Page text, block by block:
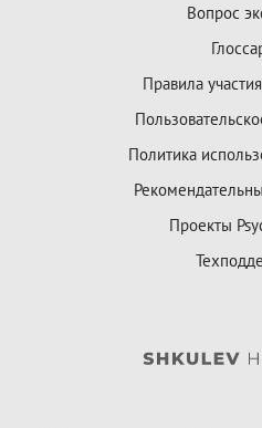
Вопрос
Правила
Политика
Проекты